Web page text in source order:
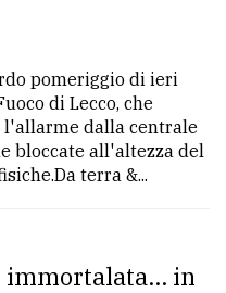
pomeriggio di ieri
di Lecco, che
dalla centrale
bloccate all'altezza del
terra &...
immortalata... in